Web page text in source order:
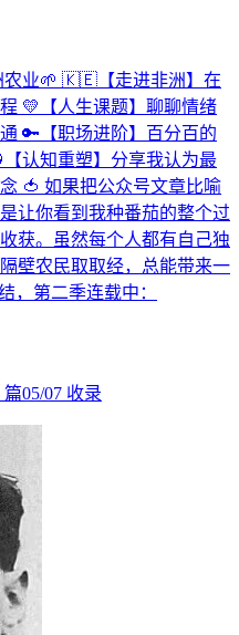
农业🌱 🇰🇪【走进非洲】在
💛【人生课题】聊聊情绪
🔑【职场进阶】百分百的
认知重塑】分享我认为最
🍅 如果把公众号文章比喻
让你看到我种番茄的整个过
获。虽然每个人都有自己独
壁农民取取经，总能带来一
，第二季连载中：
篇05/07 收录